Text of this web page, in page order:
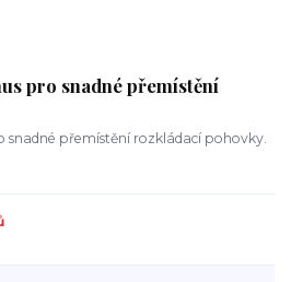
pro snadné přemístění
snadné přemístění rozkládací pohovky.